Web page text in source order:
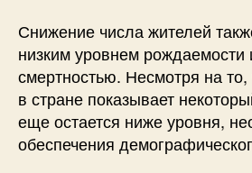
Снижение числа жителей
низким уровнем рождаемости
смертностью. Несмотря на
в стране показывает
еще остается ниже уровня,
обеспечения